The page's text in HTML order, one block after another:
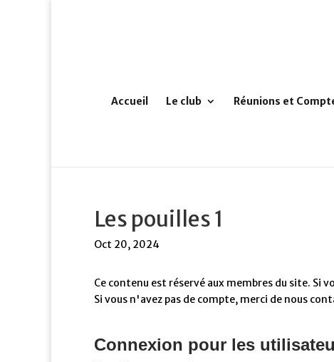
Accueil Le club Réunions et
Les pouilles 1
Oct 20, 2024
Ce contenu est réservé aux membres du site. Si
Si vous n'avez pas de compte, merci de nous
Connexion pour les